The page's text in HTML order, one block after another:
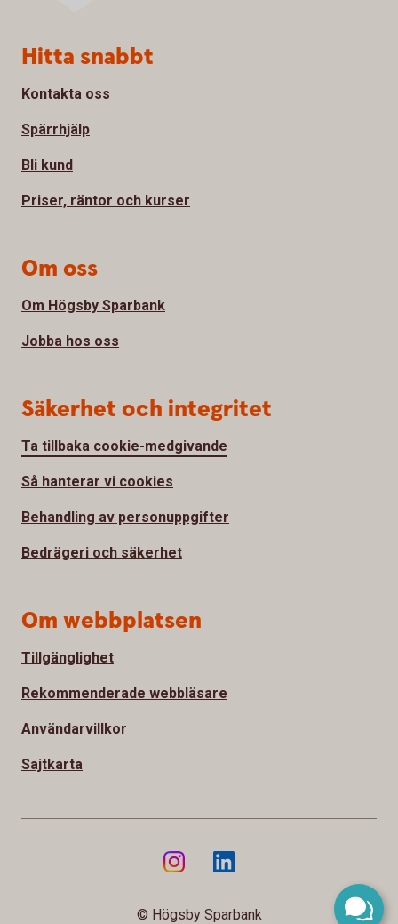
Sidfot
Hitta snabbt
Kontakta oss
Spärrhjälp
Bli kund
Priser, räntor och kurser
Om oss
Om Högsby Sparbank
Jobba hos oss
Säkerhet och integritet
Ta tillbaka cookie-medgivande
Så hanterar vi cookies
Behandling av personuppgifter
Bedrägeri och säkerhet
Om webbplatsen
Tillgänglighet
Rekommenderade webbläsare
Användarvillkor
Sajtkarta
© Högsby Sparbank